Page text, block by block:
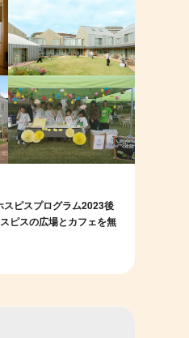
スピスプログラム2023後
ピスの広場とカフェを無